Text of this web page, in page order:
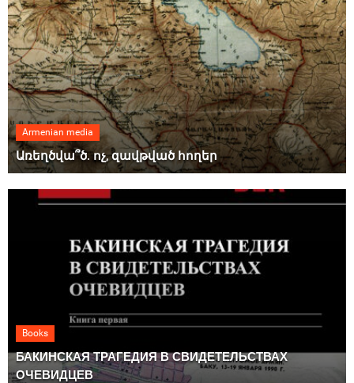
Armenian media
Առեղծվա՞ծ. ոչ, զավթված հողեր
Books
БАКИНСКАЯ ТРАГЕДИЯ В СВИДЕТЕЛЬСТВАХ
ОЧЕВИДЦЕВ